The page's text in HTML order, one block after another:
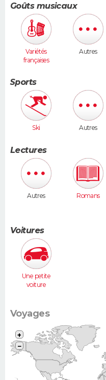
Goûts musicaux
Variétés
françaises
Autres
Sports
Ski Autres
Lectures
Autres Romans
Voitures
Une petite
voiture
Voyages
+
−